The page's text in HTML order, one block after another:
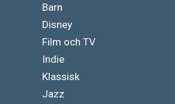
Barn
Disney
Film och TV
Indie
Klassisk
Jazz